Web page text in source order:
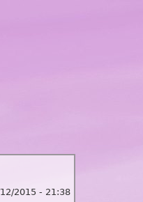
2015 - 21:38